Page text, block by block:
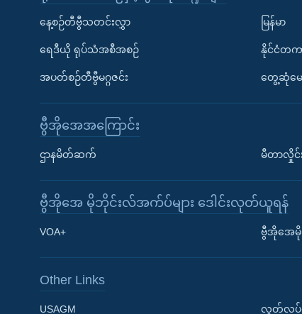
Learning English
နေ့စဉ်တီဗွီသတင်းလွှာ
ရေဒီယို ရုပ်သံအစီအစဉ်
အပတ်စဉ်တီဗွီမဂ္ဂဇင်း
မြန်မာ
နိုင်ငံတက
တွေ့ဆုံမေး
ဗွီအိုအေအကြောင်း
ဌာနမိတ်ဆက် မီတာလှိုင်း
ဗွီအိုအေ မိုဘိုင်းလ်အက်ပ်များ ဒေါင်းလုတ်ယူရန်
VOA+ ဗွီအိုအေမို
Other Links
USAGM လွတ်လပ်